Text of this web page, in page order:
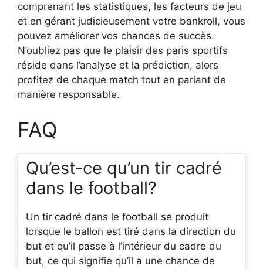
comprenant les statistiques, les facteurs de jeu
et en gérant judicieusement votre bankroll, vous
pouvez améliorer vos chances de succès.
N’oubliez pas que le plaisir des paris sportifs
réside dans l’analyse et la prédiction, alors
profitez de chaque match tout en pariant de
manière responsable.
FAQ
Qu’est-ce qu’un tir cadré
dans le football?
Un tir cadré dans le football se produit
lorsque le ballon est tiré dans la direction du
but et qu’il passe à l’intérieur du cadre du
but, ce qui signifie qu’il a une chance de